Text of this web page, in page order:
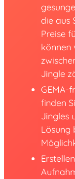
die aus
Preise
können
Jingle
GEMA-
finden
Jingles
Lösung